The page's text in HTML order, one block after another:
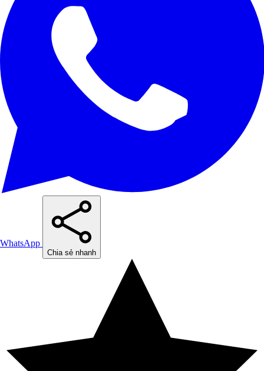
WhatsApp
Chia sẻ nhanh